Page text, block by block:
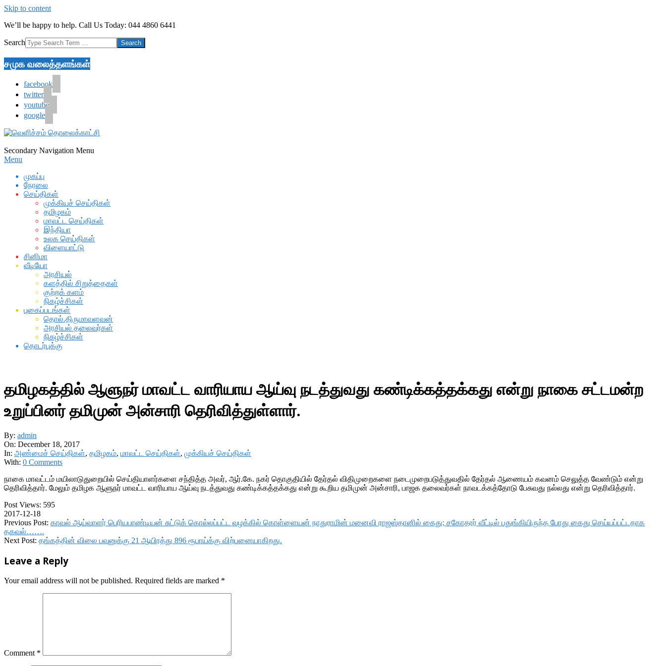
Skip to content
We’ll be happy to help. Call Us Today: 044 4860 6441
Search
சமுக வலைத்தளங்கள்
facebook
twitter
youtube
google
Secondary Navigation Menu
Menu
முகப்பு
நேரலை
செய்திகள்
முக்கியச் செய்திகள்
தமிழகம்
மாவட்ட செய்திகள்
இந்தியா
உலக செய்திகள்
விளையாட்டு
சினிமா
வீடியோ
அரசியல்
களத்தில் சிறுத்தைகள்
குற்றக் களம்
நிகழ்ச்சிகள்
புகைப்படங்கள்
தொல்.திருமாவளவன்
அரசியல் தலைவர்கள்
நிகழ்ச்சிகள்
தொடர்புக்கு
தமிழகத்தில் ஆளுநர் மாவட்ட வாரியாய ஆய்வு நடத்துவது கண்டிக்கத்தக்கது என்று நாகை சட்டமன்ற
உறுப்பினர் தமிமுன் அன்சாரி தெரிவித்துள்ளார்.
By: admin
On: December 18, 2017
In: அண்மைச் செய்திகள், தமிழகம், மாவட்ட செய்திகள், முக்கியச் செய்திகள்
With: 0 Comments
நாகை மாவட்டம் மயிலாடுதுறையில் செய்தியாளர்களை சந்தித்த அவர், ஆர்.கே. நகர் தொகுதியில் தேர்தல் விதிமுறைகளை நடைமுறைபடுத்துவதில் தேர்தல் ஆணையம் கவனம் செலுத்த வேண்டும் என்று
தெரிவித்தார். மேலும் தமிழக ஆளுநர் மாவட்ட வாரியாய ஆய்வு நடத்துவது கண்டிக்கத்தக்கது என்று கூறிய தமிமுன் அன்சாரி, பாஜக தலைவர்கள் நாவடக்கத்தோடு பேசுவது நல்லது என்று தெரிவித்தார்.
Post Views: 595
2017-12-18
Previous Post: காவல் ஆய்வாளர் பெரியபாண்டியன் சுட்டுக் கொல்லப்பட்ட வழக்கில் கொள்ளையன் நாதுராமின் மனைவி ராஜஸ்தானில் கைது; சகோதரர் வீட்டில் பதுங்கியிருந்த போது கைது செய்யப்பட்டதாக
தகவல்…….
Next Post: தங்கத்தின் விலை பவுனுக்கு 21 ஆயிரத்து 896 ரூபாய்க்கு விற்பனையாகிறது.
Leave a Reply
Your email address will not be published. Required fields are marked *
Comment *